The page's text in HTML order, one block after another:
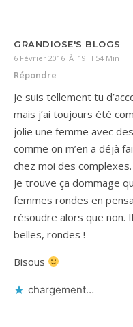
GRANDIOSE'S BLOGS
6 Février 2016 À 19 H 54 Min
Répondre
Je suis tellement tu
mais j’ai toujours été
jolie une femme avec
comme on m’en a déjà
chez moi des complexes.
Je trouve ça dommage
femmes rondes en
résoudre alors que non.
belles, rondes !
Bisous
chargement…